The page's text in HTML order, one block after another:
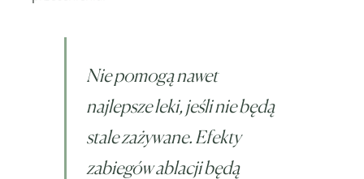
Nie pomogą nawet
najlepsze leki, jeśli nie będą
stale zażywane. Efekty
zabiegów ablacji będą